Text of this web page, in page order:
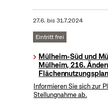
27.6. bis31.7.2024
Eintritt frei
Mülheim-Süd und
Mülheim, 216.
Informieren Sie sich zur
Stellungnahme ab.